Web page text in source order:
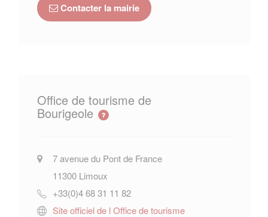
Contacter la mairie
Office de tourisme de
Bourigeole
7 avenue du Pont de France
11300 Limoux
+33(0)4 68 31 11 82
Site officiel de l Office de tourisme